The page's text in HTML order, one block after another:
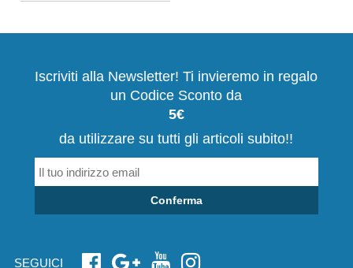
Iscriviti alla Newsletter! Ti invieremo in regalo
un Codice Sconto da
5€
da utilizzare su tutti gli articoli subito!!
Conferma
SEGUICI